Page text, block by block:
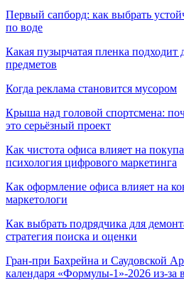
Первый сапборд: как выбрать
по воде
Какая пузырчатая пленка
предметов
Когда реклама становится мусором
Крыша над головой спортсмена:
это серьёзный проект
Как чистота офиса влияет на
психология цифрового маркетинга
Как оформление офиса влияет на
маркетологи
Как выбрать подрядчика для
стратегия поиска и оценки
Гран-при Бахрейна и Саудовской
календаря «Формулы-1»-2026 из-за